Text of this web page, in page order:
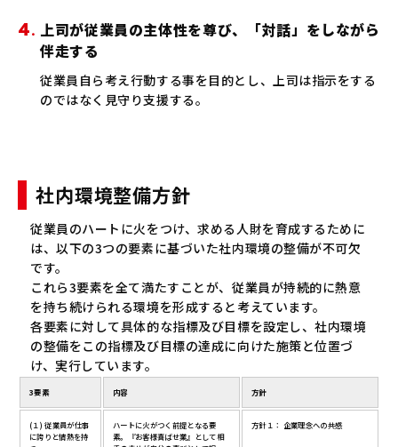
4. 上司が従業員の主体性を尊び、「対話」をしながら
伴走する
従業員自ら考え行動する事を目的とし、上司は指示をする
のではなく見守り支援する。
社内環境整備方針
従業員のハートに火をつけ、求める人財を育成するために
は、以下の3つの要素に基づいた社内環境の整備が不可欠
です。
これら3要素を全て満たすことが、従業員が持続的に熱意
を持ち続けられる環境を形成すると考えています。
各要素に対して具体的な指標及び目標を設定し、社内環境
の整備をこの指標及び目標の達成に向けた施策と位置づ
け、実行しています。
3要素 内容 方針
(１) 従業員が仕事
に誇りと情熱を持
ハートに火がつく前提となる要
素。『お客様喜ばせ業』として相
方針１： 企業理念への共感